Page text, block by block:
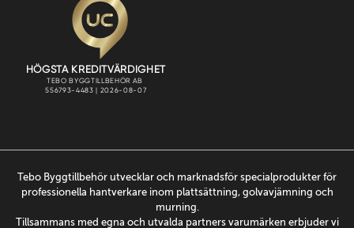
Tebo Byggtillbehör utvecklar och marknadsför specialprodukter för
professionella hantverkare inom plattsättning, golvavjämning och
murning.
Tillsammans med egna och utvalda partners varumärken erbjuder vi